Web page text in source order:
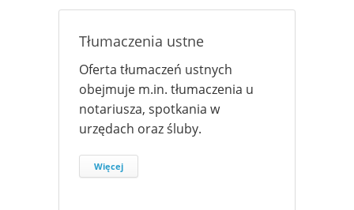
Tłumaczenia ustne
Oferta tłumaczeń ustnych
obejmuje m.in. tłumaczenia u
notariusza, spotkania w
urzędach oraz śluby.
Więcej